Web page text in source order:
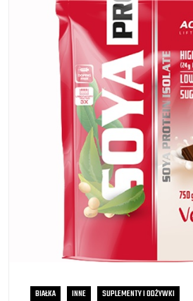
BIAŁKA INNE SUPLEMENTY I ODŻYWKI